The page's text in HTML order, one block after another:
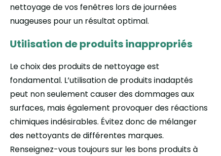
nettoyage de vos fenêtres lors de journées
nuageuses pour un résultat optimal.
Utilisation de produits inappropriés
Le choix des produits de nettoyage est
fondamental. L’utilisation de produits inadaptés
peut non seulement causer des dommages aux
surfaces, mais également provoquer des réactions
chimiques indésirables. Évitez donc de mélanger
des nettoyants de différentes marques.
Renseignez-vous toujours sur les bons produits à